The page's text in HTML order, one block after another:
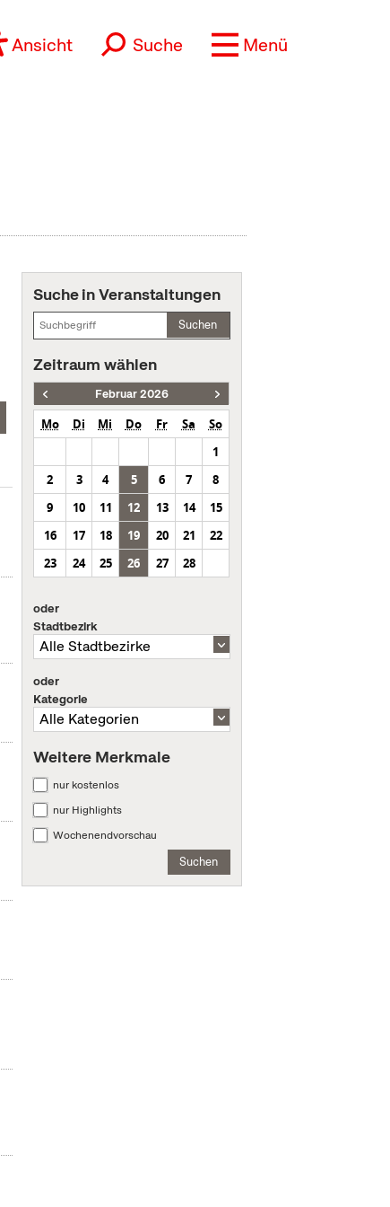
Ansicht Suche Menü
Suche in Veranstaltungen
Suchen
Zeitraum wählen
Februar 2026
Mo Di Mi Do Fr Sa
So
1
2
3 4 5 6 7
8
9
10 11 12 13 14
15
16
17 18 19 20 21
22
23
24 25 26 27 28
oder
Stadtbezirk
oder
Kategorie
Weitere Merkmale
nur kostenlos
nur Highlights
Wochenendvorschau
Suchen